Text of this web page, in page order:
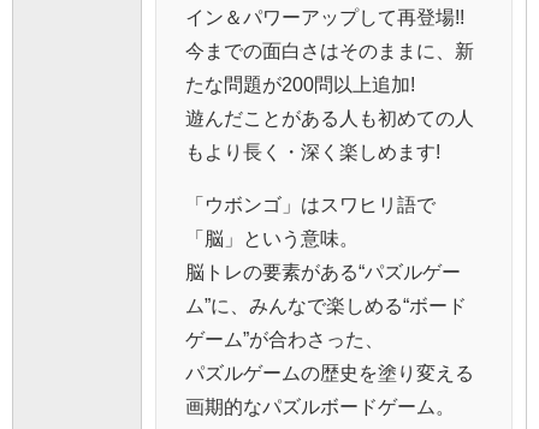
イン＆パワーアップして再登場!!
今までの面白さはそのままに、新
たな問題が200問以上追加!
遊んだことがある人も初めての人
もより長く・深く楽しめます!
「ウボンゴ」はスワヒリ語で
「脳」という意味。
脳トレの要素がある“パズルゲー
ム”に、みんなで楽しめる“ボード
ゲーム”が合わさった、
パズルゲームの歴史を塗り変える
画期的なパズルボードゲーム。